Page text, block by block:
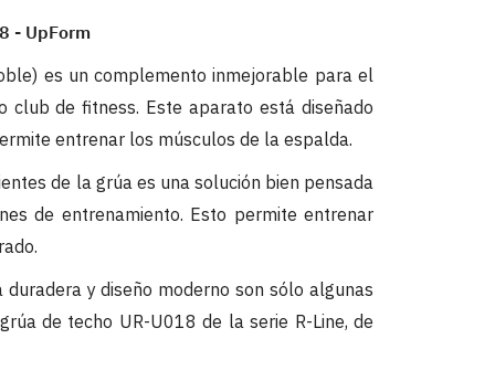
- UpForm
es un complemento inmejorable para el
club de fitness. Este aparato está diseñado
entrenar los músculos de la espalda.
de la grúa es una solución bien pensada
de entrenamiento. Esto permite entrenar
y diseño moderno son sólo algunas
de techo UR-U018 de la serie R-Line, de